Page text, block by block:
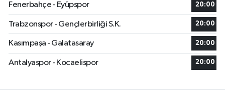
Fenerbahçe - Eyüpspor 20:00
Trabzonspor - Gençlerbirliği S.K. 20:00
Kasımpaşa - Galatasaray 20:00
Antalyaspor - Kocaelispor 20:00